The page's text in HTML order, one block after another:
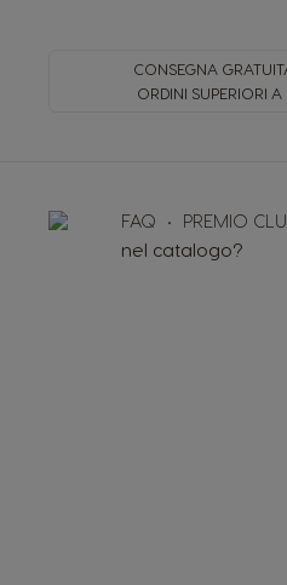
CONSEGNA
ORDINI SUPERIORI
FAQ PREMIO
nel catalogo?